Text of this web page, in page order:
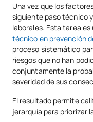
Una vez que los
siguiente paso técnico
laborales. Esta tarea
técnico en prevención
proceso sistemático
riesgos que no han
conjuntamente la
severidad de sus
El resultado permite
jerarquía para priorizar